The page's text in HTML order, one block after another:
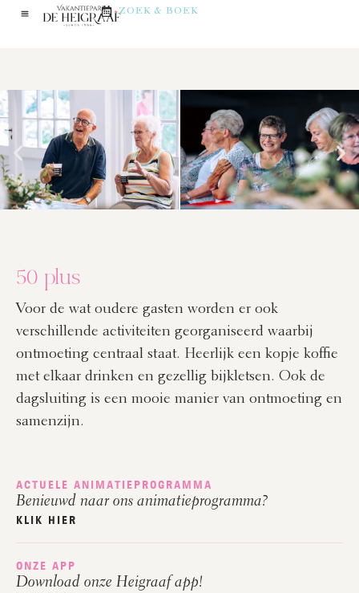
ZOEK & BOEK
50 plus
Voor de wat oudere gasten worden er ook
verschillende activiteiten georganiseerd waarbij
ontmoeting centraal staat. Heerlijk een kopje koffie
met elkaar drinken en gezellig bijkletsen. Ook de
dagsluiting is een mooie manier van ontmoeting en
samenzijn.
ACTUELE ANIMATIEPROGRAMMA
Benieuwd naar ons animatieprogramma?
KLIK HIER
ONZE APP
Download onze Heigraaf app!